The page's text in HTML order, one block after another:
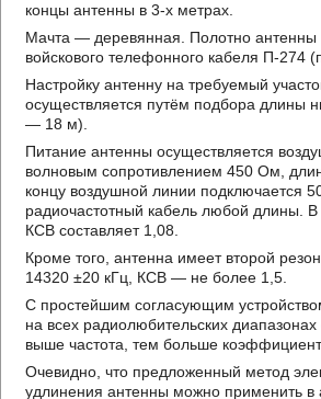
концы антенны в 3-х метрах.
Мачта — деревянная. Полотно антенны
войскового телефонного кабеля П-274
Настройку антенну на требуемый
осуществляется путём подбора длины
— 18 м).
Питание антенны осуществляется
волновым сопротивлением 450 Ом,
концу воздушной линии подключается
радиочастотный кабель любой длины.
КСВ составляет 1,08.
Кроме того, антенна имеет второй
14320 ±20 кГц, КСВ — не более 1,5.
С простейшим согласующим
на всех радиолюбительских
выше частота, тем больше
Очевидно, что предложенный метод
удлинения антенны можно применить в